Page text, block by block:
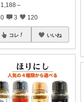
1,188～
0 3 120
コレ いいね